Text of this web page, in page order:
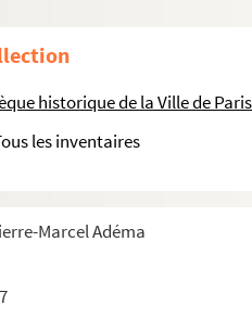
historique de la Ville de Paris
les inventaires
Marcel Adéma
Pierre
Pierre
Birot, Arlette